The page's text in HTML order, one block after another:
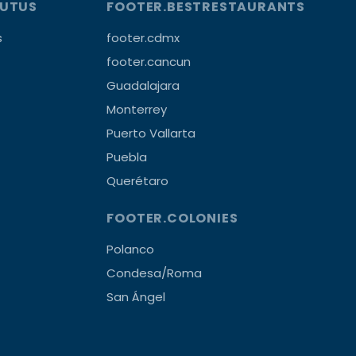
FOOTER.BESTRESTAURANTS
footer.cdmx
footer.cancun
Guadalajara
Monterrey
Puerto Vallarta
Puebla
Querétaro
FOOTER.COLONIES
Polanco
Condesa/Roma
San Ángel